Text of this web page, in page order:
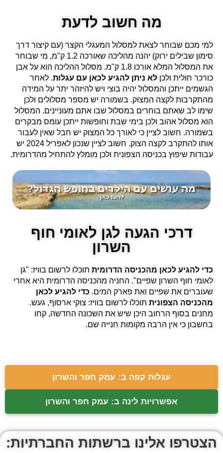
מה חשוב לדעת
למי מכם שבוחר לצאת למסלול המעגלי הקצר (עם קיצור דרך
סימון שבילים ירוק) יהנה מהליכה שאורכה 1.2 ק"מ, מי שבוחר
את המסלול המלא אורכו 1.8 ק"מ. מסלול ההליכה הוא על אבן
כורכר חולית ולכן לא ניתן להגיע לכאן עם עגלות. לאחר
הגשמים ייתכן והמסלול יהיה בוצי ויש להיזהר יתר על המידה
מהתקרבות לקצה המצוק. בשמורה יש מספר מסלולים ולכן
שימו לב שאתם בוחרים במסלול שבו אתם מעוניינים. המסלול
הוא מסלול אהוב ולכן בימי שבת וחופשות ייתכן עומס מבקרים
בשמורה. חשוב לציין כי לאורך כל המצוק יש חבל שאין לעבור
אותו להתקרב לקצה הצוק. חשוב לציין שנכון לאפריל 2024 יש
עבודות שיפוץ בכניסה הצפונית ולכן מומלץ להתחיל מהדרומית.
דרכי הגעה לגן לאומי חוף
השרון
כדי להגיע לכאן מהכניסה הדרומית תוכלו לרשום בוויז: "גן
לאומי חוף השרון שפיים". החניה מהכניסה הדרומית היא אחרי
שעוברים את שפיים ואת פארק המים. כדי להגיע לכאן
מהכניסה הצפונית תוכלו לרשום בוויז: צוקי ארסוף, געש.
מחנים בסוף הרחוב היכן שיש את השכונה החדשה, קחו
בחשבון כי אין הרבה מקומות חנייה שם.
עגלות קפה ב: עמק חפר והשרון
אפשרויות לינה ב: עמק חפר והשרון
הצטרפו אלינו ברשתות החברתיות: